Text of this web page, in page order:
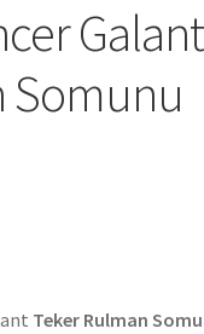
Galant
Somunu
Teker Rulman